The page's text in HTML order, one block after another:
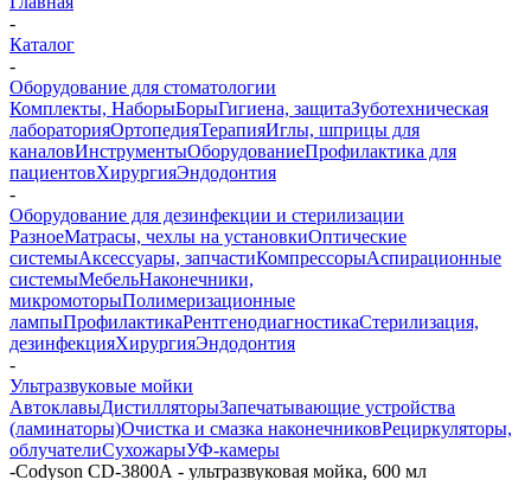
-
Каталог
-
Оборудование для стоматологии
Комплекты, НаборыБорыГигиена, защитаЗуботехническая
лабораторияОртопедияТерапияИглы, шприцы для
каналовИнструментыОборудованиеПрофилактика для
пациентовХирургияЭндодонтия
-
Оборудование для дезинфекции и стерилизации
РазноеМатрасы, чехлы на установкиОптические
системыАксессуары, запчастиКомпрессорыАспирационные
системыМебельНаконечники,
микромоторыПолимеризационные
лампыПрофилактикаРентгенодиагностикаСтерилизация,
дезинфекцияХирургияЭндодонтия
-
Ультразвуковые мойки
АвтоклавыДистилляторыЗапечатывающие устройства
(ламинаторы)Очистка и смазка наконечниковРециркуляторы,
облучателиСухожарыУФ-камеры
-Codyson CD-3800А - ультразвуковая мойка, 600 мл